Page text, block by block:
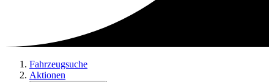
Fahrzeugsuche
Aktionen